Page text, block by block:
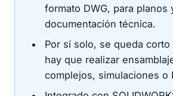
formato DWG, para planos
documentación técnica.
Por sí solo, se queda corto
hay que realizar
complejos, simulaciones o